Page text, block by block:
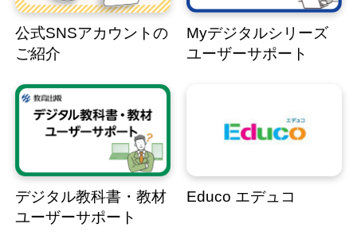
公式SNSアカウントの
ご紹介
Myデジタルシリーズ
ユーザーサポート
デジタル教科書・教材
ユーザーサポート
Educo エデュコ